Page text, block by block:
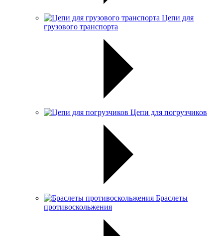
Цепи для
грузового транспорта
Цепи для погрузчиков
Браслеты
противоскольжения